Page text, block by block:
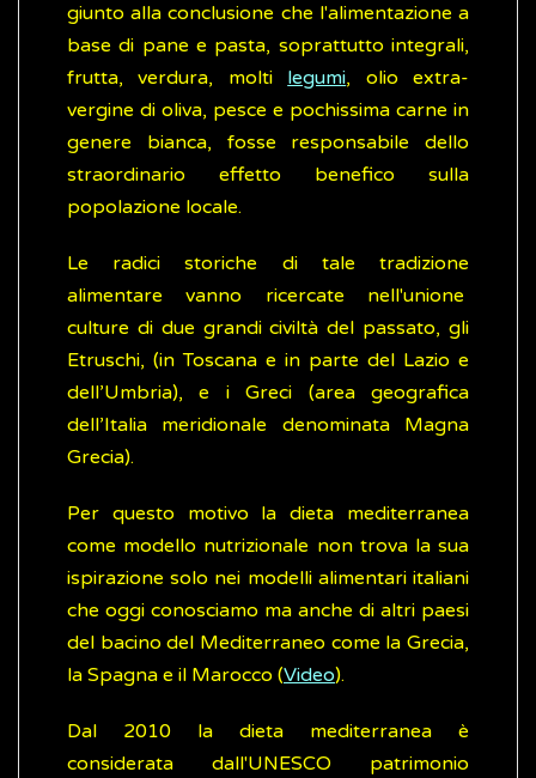
giunto alla conclusione che l'alimentazione a
base di pane e pasta, soprattutto integrali,
frutta, verdura, molti legumi, olio extra-
vergine di oliva, pesce e pochissima carne in
genere bianca, fosse responsabile dello
straordinario effetto benefico sulla
popolazione locale.
Le radici storiche di tale tradizione
alimentare vanno ricercate nell'unione
culture di due grandi civiltà del passato, gli
Etruschi, (in Toscana e in parte del Lazio e
dell’Umbria), e i Greci (area geografica
dell’Italia meridionale denominata Magna
Grecia).
Per questo motivo la dieta mediterranea
come modello nutrizionale non trova la sua
ispirazione solo nei modelli alimentari italiani
che oggi conosciamo ma anche di altri paesi
del bacino del Mediterraneo come la Grecia,
la Spagna e il Marocco (Video).
Dal 2010 la dieta mediterranea è
considerata dall'UNESCO patrimonio